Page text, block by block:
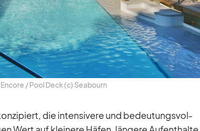
/​ Pool Deck (c) Sea­bourn
die in­ten­si­vere und be­deu­tungs­vol­